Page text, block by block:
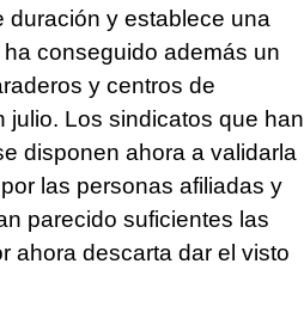
duración y establece una
conseguido además un
y centros de
julio. Los sindicatos que han
disponen ahora a validarla
las personas afiliadas y
parecido suficientes las
ahora descarta dar el visto